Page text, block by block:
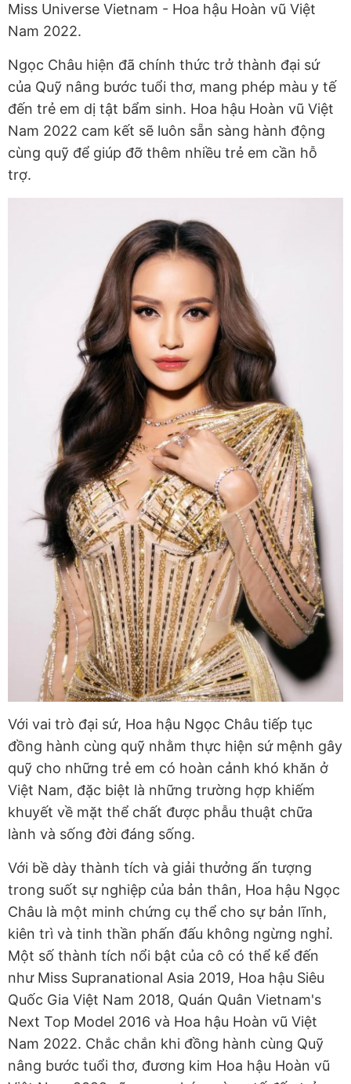
Miss Universe Vietnam - Hoa hậu Hoàn vũ Việt
Nam 2022.
Ngọc Châu hiện đã chính thức trở thành đại sứ
của Quỹ nâng bước tuổi thơ, mang phép màu y tế
đến trẻ em dị tật bẩm sinh. Hoa hậu Hoàn vũ Việt
Nam 2022 cam kết sẽ luôn sẵn sàng hành động
cùng quỹ để giúp đỡ thêm nhiều trẻ em cần hỗ
trợ.
Với vai trò đại sứ, Hoa hậu Ngọc Châu tiếp tục
đồng hành cùng quỹ nhằm thực hiện sứ mệnh gây
quỹ cho những trẻ em có hoàn cảnh khó khăn ở
Việt Nam, đặc biệt là những trường hợp khiếm
khuyết về mặt thể chất được phẫu thuật chữa
lành và sống đời đáng sống.
Với bề dày thành tích và giải thưởng ấn tượng
trong suốt sự nghiệp của bản thân, Hoa hậu Ngọc
Châu là một minh chứng cụ thể cho sự bản lĩnh,
kiên trì và tinh thần phấn đấu không ngừng nghỉ.
Một số thành tích nổi bật của cô có thể kể đến
như Miss Supranational Asia 2019, Hoa hậu Siêu
Quốc Gia Việt Nam 2018, Quán Quân Vietnam's
Next Top Model 2016 và Hoa hậu Hoàn vũ Việt
Nam 2022. Chắc chắn khi đồng hành cùng Quỹ
nâng bước tuổi thơ, đương kim Hoa hậu Hoàn vũ